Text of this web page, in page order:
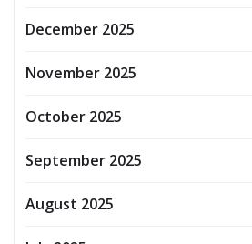
December 2025
November 2025
October 2025
September 2025
August 2025